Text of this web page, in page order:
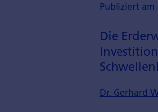
Publiziert am
Die
Dr. Gerhard